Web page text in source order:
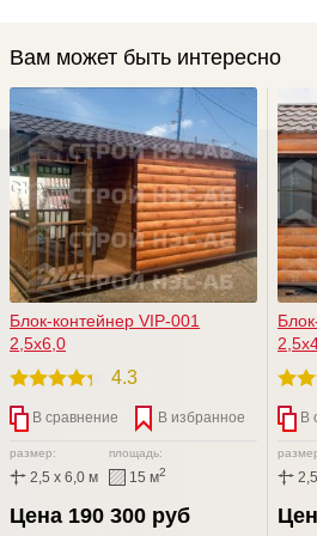
Вам может быть интересно
Блок-контейнер VIP-001
2,5х6,0
4.3
В сравнение В избранное
размер:
2,5 x 6,0 м
площадь:
15 м2
Цена 190 300 руб
В